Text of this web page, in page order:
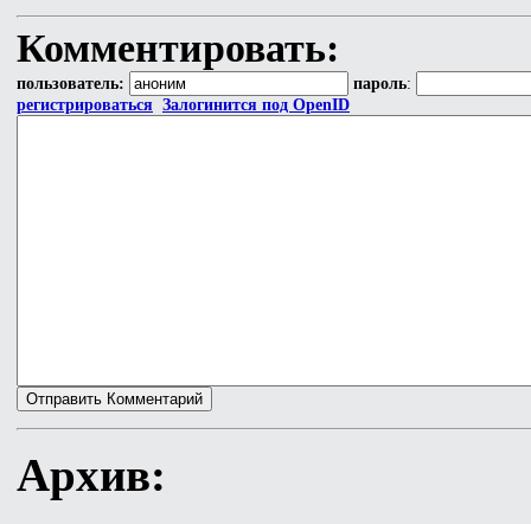
Комментировать:
пользователь: пароль:
регистрироваться Залогинится под OpenID
Архив: